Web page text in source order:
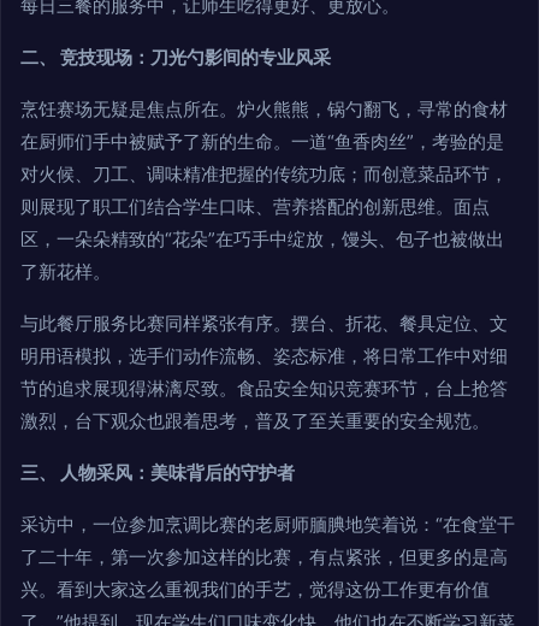
每日三餐的服务中，让师生吃得更好、更放心。
二、 竞技现场：刀光勺影间的专业风采
烹饪赛场无疑是焦点所在。炉火熊熊，锅勺翻飞，寻常的食材
在厨师们手中被赋予了新的生命。一道“鱼香肉丝”，考验的是
对火候、刀工、调味精准把握的传统功底；而创意菜品环节，
则展现了职工们结合学生口味、营养搭配的创新思维。面点
区，一朵朵精致的“花朵”在巧手中绽放，馒头、包子也被做出
了新花样。
与此餐厅服务比赛同样紧张有序。摆台、折花、餐具定位、文
明用语模拟，选手们动作流畅、姿态标准，将日常工作中对细
节的追求展现得淋漓尽致。食品安全知识竞赛环节，台上抢答
激烈，台下观众也跟着思考，普及了至关重要的安全规范。
三、 人物采风：美味背后的守护者
采访中，一位参加烹调比赛的老厨师腼腆地笑着说：“在食堂干
了二十年，第一次参加这样的比赛，有点紧张，但更多的是高
兴。看到大家这么重视我们的手艺，觉得这份工作更有价值